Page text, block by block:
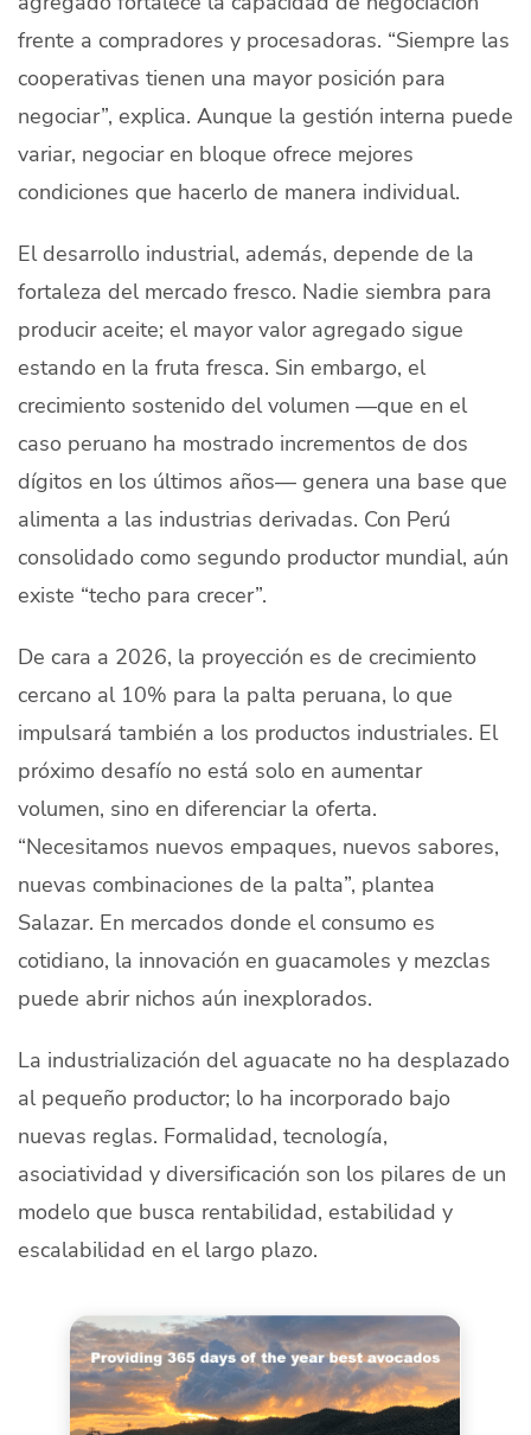
frente a compradores y procesadoras. “Siempre las
cooperativas tienen una mayor posición para
negociar”, explica. Aunque la gestión interna puede
variar, negociar en bloque ofrece mejores
condiciones que hacerlo de manera individual.
El desarrollo industrial, además, depende de la
fortaleza del mercado fresco. Nadie siembra para
producir aceite; el mayor valor agregado sigue
estando en la fruta fresca. Sin embargo, el
crecimiento sostenido del volumen —que en el
caso peruano ha mostrado incrementos de dos
dígitos en los últimos años— genera una base que
alimenta a las industrias derivadas. Con Perú
consolidado como segundo productor mundial, aún
existe “techo para crecer”.
De cara a 2026, la proyección es de crecimiento
cercano al 10% para la palta peruana, lo que
impulsará también a los productos industriales. El
próximo desafío no está solo en aumentar
volumen, sino en diferenciar la oferta.
“Necesitamos nuevos empaques, nuevos sabores,
nuevas combinaciones de la palta”, plantea
Salazar. En mercados donde el consumo es
cotidiano, la innovación en guacamoles y mezclas
puede abrir nichos aún inexplorados.
La industrialización del aguacate no ha desplazado
al pequeño productor; lo ha incorporado bajo
nuevas reglas. Formalidad, tecnología,
asociatividad y diversificación son los pilares de un
modelo que busca rentabilidad, estabilidad y
escalabilidad en el largo plazo.